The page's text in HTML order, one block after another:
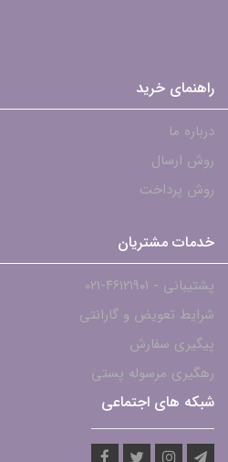
راهنمای خرید
درباره ما
روش ارسال
روش پرداخت
خدمات مشتریان
پشتیبانی - ۴۶۱۲۱۹۰۱-021
شرایط تعویض و گارانتی
پیگیری سفارش
رهگیری مرسوله پستی
شبکه های اجتماعی